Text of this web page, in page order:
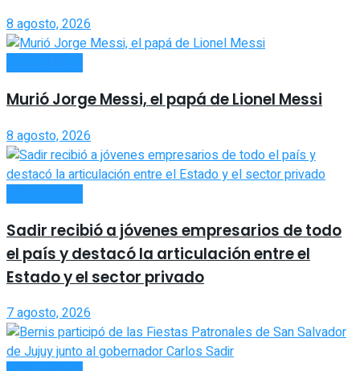
8 agosto, 2026
Murió Jorge Messi, el papá de Lionel Messi
8 agosto, 2026
Sadir recibió a jóvenes empresarios de todo
el país y destacó la articulación entre el
Estado y el sector privado
7 agosto, 2026